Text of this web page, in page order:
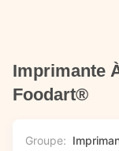
Imprimante
Foodart®
Groupe: